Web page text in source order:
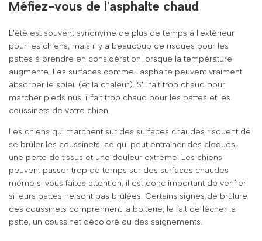
Méfiez-vous de l'asphalte chaud
L'été est souvent synonyme de plus de temps à l'extérieur
pour les chiens, mais il y a beaucoup de risques pour les
pattes à prendre en considération lorsque la température
augmente. Les surfaces comme l'asphalte peuvent vraiment
absorber le soleil (et la chaleur). S'il fait trop chaud pour
marcher pieds nus, il fait trop chaud pour les pattes et les
coussinets de votre chien.
Les chiens qui marchent sur des surfaces chaudes risquent de
se brûler les coussinets, ce qui peut entraîner des cloques,
une perte de tissus et une douleur extrême. Les chiens
peuvent passer trop de temps sur des surfaces chaudes
même si vous faites attention, il est donc important de vérifier
si leurs pattes ne sont pas brûlées. Certains signes de brûlure
des coussinets comprennent la boiterie, le fait de lécher la
patte, un coussinet décoloré ou des saignements.